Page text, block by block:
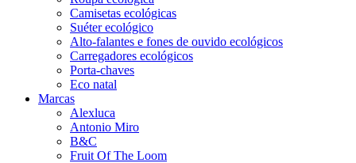
Camisetas ecológicas
Suéter ecológico
Alto-falantes e fones de ouvido ecológicos
Carregadores ecológicos
Porta-chaves
Eco natal
Marcas
Alexluca
Antonio Miro
B&C
Fruit Of The Loom